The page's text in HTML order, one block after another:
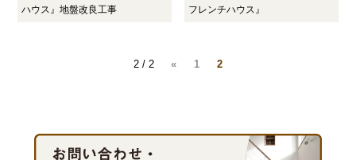
ハウス』地盤改良工事
フレンチハウス』
2 / 2 « 1 2